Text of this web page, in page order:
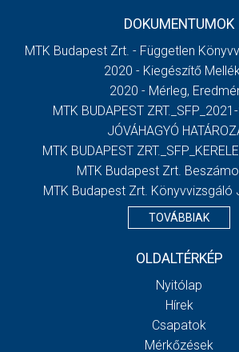
DOKUMENTUMOK
MTK Budapest Zrt. - Független
2020 - Kiegészítő
2020 - Mérleg,
MTK BUDAPEST
JÓVÁHAGYÓ
MTK BUDAPEST
MTK Budapest Zrt.
MTK Budapest Zrt. Könyvvizsgáló
TOVÁBBIAK
OLDALTÉRKÉP
Nyitólap
Hírek
Csapatok
Mérkőzések